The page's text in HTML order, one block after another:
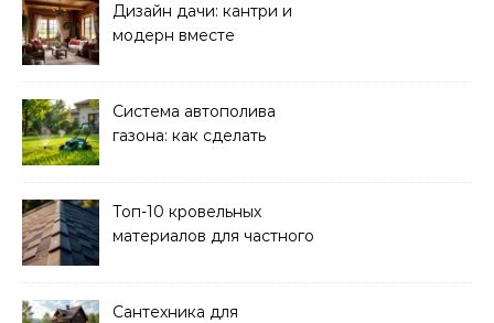
Дизайн дачи: кантри и
модерн вместе
Система автополива
газона: как сделать
Топ-10 кровельных
материалов для частного
Сантехника для